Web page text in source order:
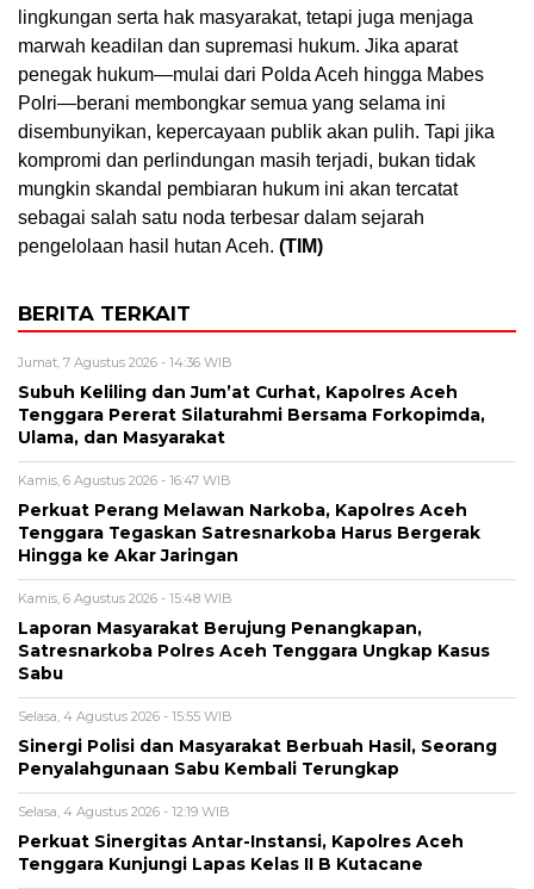
lingkungan serta hak masyarakat, tetapi juga menjaga
marwah keadilan dan supremasi hukum. Jika aparat
penegak hukum—mulai dari Polda Aceh hingga Mabes
Polri—berani membongkar semua yang selama ini
disembunyikan, kepercayaan publik akan pulih. Tapi jika
kompromi dan perlindungan masih terjadi, bukan tidak
mungkin skandal pembiaran hukum ini akan tercatat
sebagai salah satu noda terbesar dalam sejarah
pengelolaan hasil hutan Aceh. (TIM)
BERITA TERKAIT
Jumat, 7 Agustus 2026 - 14:36 WIB
Subuh Keliling dan Jum’at Curhat, Kapolres Aceh
Tenggara Pererat Silaturahmi Bersama Forkopimda,
Ulama, dan Masyarakat
Kamis, 6 Agustus 2026 - 16:47 WIB
Perkuat Perang Melawan Narkoba, Kapolres Aceh
Tenggara Tegaskan Satresnarkoba Harus Bergerak
Hingga ke Akar Jaringan
Kamis, 6 Agustus 2026 - 15:48 WIB
Laporan Masyarakat Berujung Penangkapan,
Satresnarkoba Polres Aceh Tenggara Ungkap Kasus
Sabu
Selasa, 4 Agustus 2026 - 15:55 WIB
Sinergi Polisi dan Masyarakat Berbuah Hasil, Seorang
Penyalahgunaan Sabu Kembali Terungkap
Selasa, 4 Agustus 2026 - 12:19 WIB
Perkuat Sinergitas Antar-Instansi, Kapolres Aceh
Tenggara Kunjungi Lapas Kelas II B Kutacane